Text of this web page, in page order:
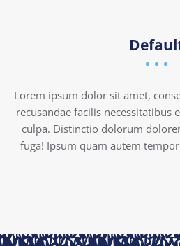
Lorem ipsum dolor sit amet,
recusandae facilis necessitatibus
culpa. Distinctio dolorum
fuga! Ipsum quam autem